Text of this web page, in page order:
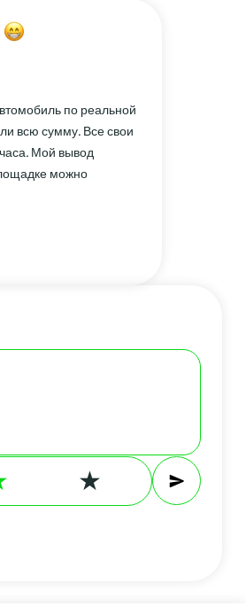
по реальной
всю сумму. Все свои
Мой вывод
можно